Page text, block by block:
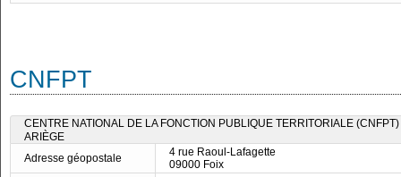
CNFPT
CENTRE NATIONAL DE LA FONCTION PUBLIQUE TERRITORIALE
ARIÈGE
Adresse géopostale
4 rue Raoul-Lafagette
09000 Foix